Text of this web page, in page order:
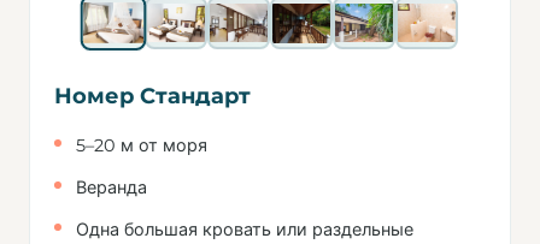
Номер Стандарт
5–20 м от моря
Веранда
Одна большая кровать или раздельные